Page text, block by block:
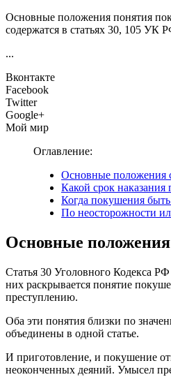
Основные положения понятия
содержатся в статьях 30, 105 УК
...
Вконтакте
Facebook
Twitter
Google+
Мой мир
Оглавление:
Основные положения
Какой срок наказания
Когда покушения
По неосторожности
Основные положения
Статья 30 Уголовного Кодекса РФ
них раскрывается понятие
преступлению.
Оба эти понятия близки по
объединены в одной статье.
И приготовление, и покушение
неоконченных деяний. Умысел